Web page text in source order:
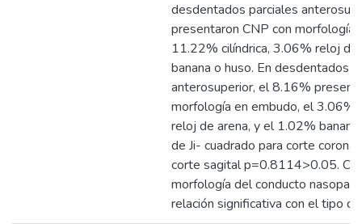
desdentados parciales
presentaron CNP con morfología
11.22% cilíndrica, 3.06% reloj
banana o huso. En desdentados
anterosuperior, el 8.16%
morfología en embudo, el 3.06%
reloj de arena, y el 1.02%
de Ji- cuadrado para corte
corte sagital p=0.8114>0.05.
morfología del conducto
relación significativa con el tipo